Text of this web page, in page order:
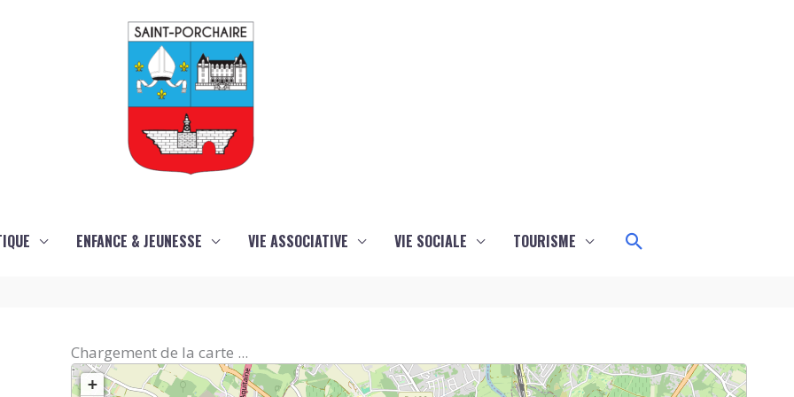
ENFANCE & JEUNESSE VIE ASSOCIATIVE VIE SOCIALE TOURISME Rechercher
Chargement de la carte ...
+